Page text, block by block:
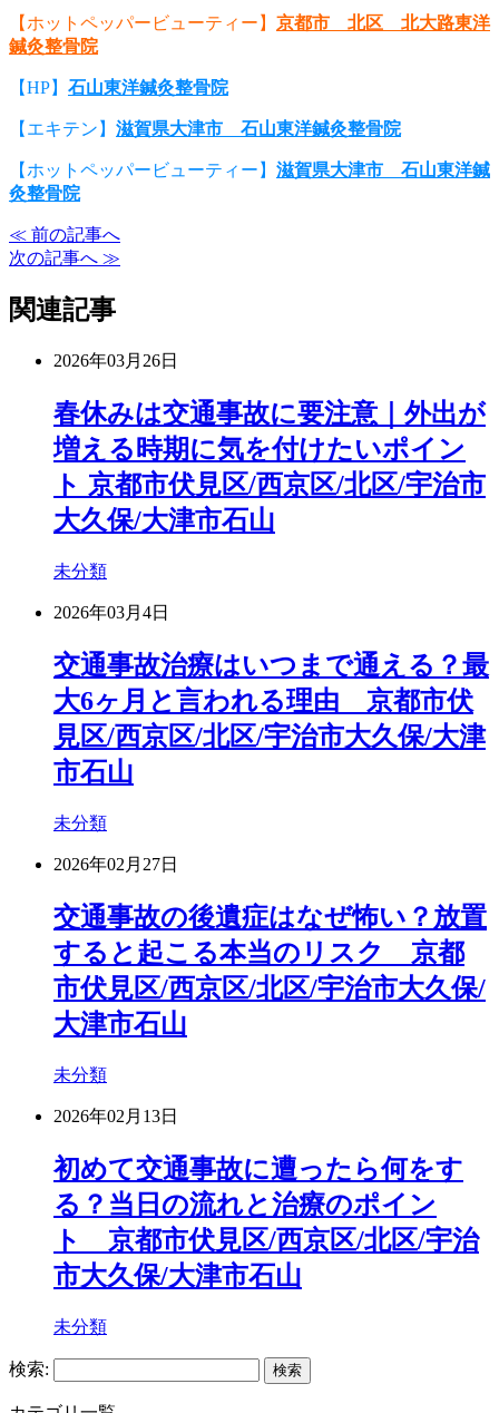
【ホットペッパービューティー】 京都市 北区 北大路東洋
鍼灸整骨院
【HP】 石山東洋鍼灸整骨院
【エキテン】 滋賀県大津市 石山東洋鍼灸整骨院
【ホットペッパービューティー】 滋賀県大津市 石山東洋鍼
灸整骨院
≪ 前の記事へ
次の記事へ ≫
関連記事
2026年03月26日
春休みは交通事故に要注意｜外出が
増える時期に気を付けたいポイン
ト 京都市伏見区/西京区/北区/宇治市
大久保/大津市石山
未分類
2026年03月4日
交通事故治療はいつまで通える？最
大6ヶ月と言われる理由 京都市伏
見区/西京区/北区/宇治市大久保/大津
市石山
未分類
2026年02月27日
交通事故の後遺症はなぜ怖い？放置
すると起こる本当のリスク 京都
市伏見区/西京区/北区/宇治市大久保/
大津市石山
未分類
2026年02月13日
初めて交通事故に遭ったら何をす
る？当日の流れと治療のポイン
ト 京都市伏見区/西京区/北区/宇治
市大久保/大津市石山
未分類
検索: